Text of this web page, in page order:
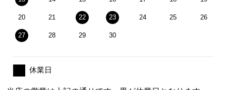
20 21 22 23 24 25 26
27 28 29 30
休業日